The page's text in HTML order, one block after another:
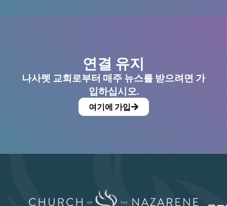
연결 유지
나사렛 교회로부터 매주 뉴스를 받으려면 가
입하십시오.
여기에 가입